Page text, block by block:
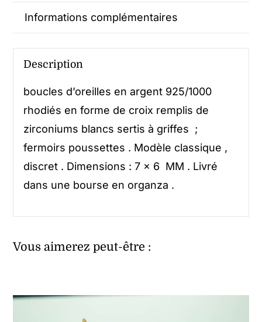
Informations complémentaires
Description
boucles d’oreilles en argent 925/1000
rhodiés en forme de croix remplis de
zirconiums blancs sertis à griffes ;
fermoirs poussettes . Modèle classique ,
discret . Dimensions : 7 x 6 MM . Livré
dans une bourse en organza .
Vous aimerez peut-être :